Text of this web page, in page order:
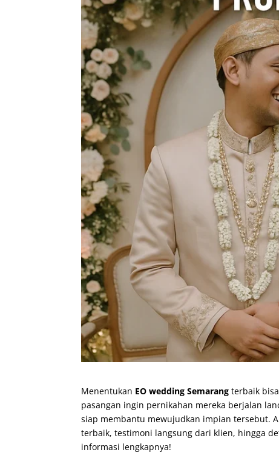
Menentukan EO wedding Semarang terbaik
pasangan ingin pernikahan mereka berjalan
siap membantu mewujudkan impian tersebut.
terbaik, testimoni langsung dari klien, hingga
informasi lengkapnya!